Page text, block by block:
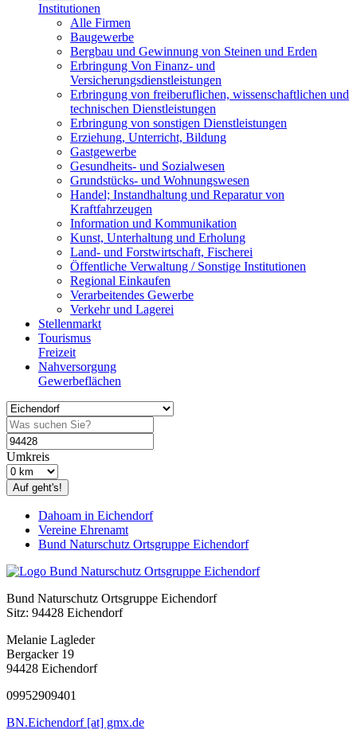
Institutionen
Alle Firmen
Baugewerbe
Bergbau und Gewinnung von Steinen und Erden
Erbringung Von Finanz- und
Versicherungsdienstleistungen
Erbringung von freiberuflichen, wissenschaftlichen und
technischen Dienstleistungen
Erbringung von sonstigen Dienstleistungen
Erziehung, Unterricht, Bildung
Gastgewerbe
Gesundheits- und Sozialwesen
Grundstücks- und Wohnungswesen
Handel; Instandhaltung und Reparatur von
Kraftfahrzeugen
Information und Kommunikation
Kunst, Unterhaltung und Erholung
Land- und Forstwirtschaft, Fischerei
Öffentliche Verwaltung / Sonstige Institutionen
Regional Einkaufen
Verarbeitendes Gewerbe
Verkehr und Lagerei
Stellenmarkt
Tourismus
Freizeit
Nahversorgung
Gewerbeflächen
Umkreis
Auf geht's!
Dahoam in Eichendorf
Vereine Ehrenamt
Bund Naturschutz Ortsgruppe Eichendorf
Bund Naturschutz Ortsgruppe Eichendorf
Sitz: 94428 Eichendorf
Melanie Lagleder
Bergacker 19
94428 Eichendorf
09952909401
BN.Eichendorf [at] gmx.de